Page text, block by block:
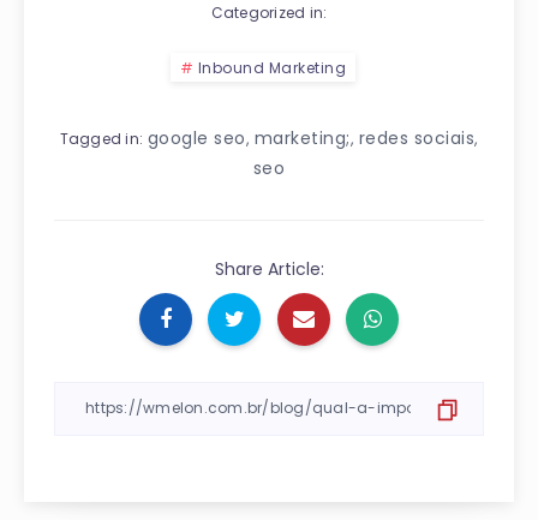
Categorized in:
Inbound Marketing
Tagged in: google seo, marketing;, redes sociais,
seo
Share Article: